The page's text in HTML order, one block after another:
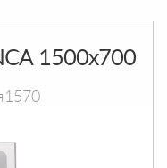
1500х700